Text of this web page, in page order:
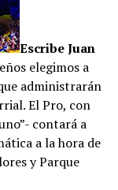
Escribe Juan
elegimos a
administrarán
El Pro, con
contará a
a la hora de
y Parque